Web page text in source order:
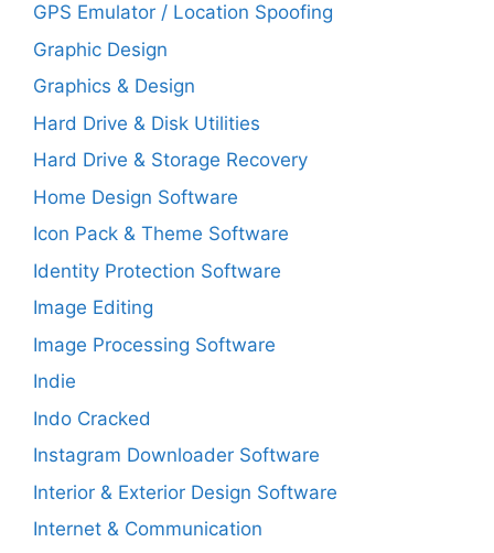
GPS Emulator / Location Spoofing
Graphic Design
Graphics & Design
Hard Drive & Disk Utilities
Hard Drive & Storage Recovery
Home Design Software
Icon Pack & Theme Software
Identity Protection Software
Image Editing
Image Processing Software
Indie
Indo Cracked
Instagram Downloader Software
Interior & Exterior Design Software
Internet & Communication